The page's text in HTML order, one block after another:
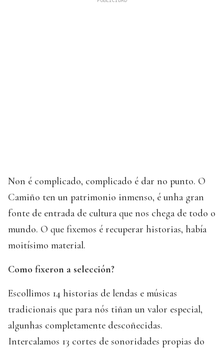
Non é complicado, complicado é dar no punto. O
Camiño ten un patrimonio inmenso, é unha gran
fonte de entrada de cultura que nos chega de todo o
mundo. O que fixemos é recuperar historias, había
moitísimo material.
Como fixeron a selección?
Escollimos 14 historias de lendas e músicas
tradicionais que para nós tiñan un valor especial,
algunhas completamente descoñecidas.
Intercalamos 13 cortes de sonoridades propias do